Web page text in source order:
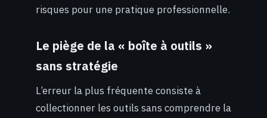
risques pour une pratique professionnelle.
Le piège de la « boîte à outils »
sans stratégie
L’erreur la plus fréquente consiste à
collectionner les outils sans comprendre la